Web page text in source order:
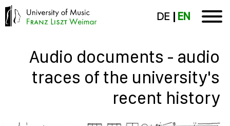
DE EN
Audio documents - audio
traces of the university's
recent history